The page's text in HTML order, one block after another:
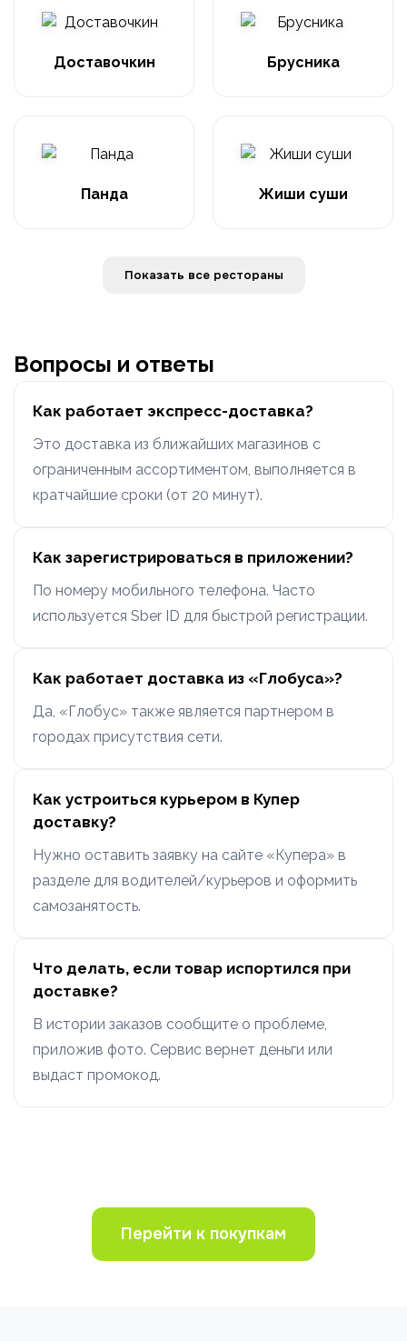
Доставочкин Брусника
Панда Жиши суши
Показать все рестораны
Вопросы и ответы
Как работает экспресс-доставка?
Это доставка из ближайших магазинов с
ограниченным ассортиментом, выполняется в
кратчайшие сроки (от 20 минут).
Как зарегистрироваться в приложении?
По номеру мобильного телефона. Часто
используется Sber ID для быстрой регистрации.
Как работает доставка из «Глобуса»?
Да, «Глобус» также является партнером в
городах присутствия сети.
Как устроиться курьером в Купер
доставку?
Нужно оставить заявку на сайте «Купера» в
разделе для водителей/курьеров и оформить
самозанятость.
Что делать, если товар испортился при
доставке?
В истории заказов сообщите о проблеме,
приложив фото. Сервис вернет деньги или
выдаст промокод.
Перейти к покупкам